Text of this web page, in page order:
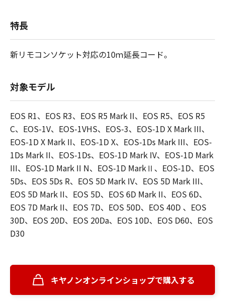
特長
新リモコンソケット対応の10ｍ延長コード。
対象モデル
EOS R1、EOS R3、EOS R5 Mark II、EOS R5、EOS R5
C、EOS-1V、EOS-1VHS、EOS-3、EOS-1D X Mark III、
EOS-1D X Mark II、EOS-1D X、EOS-1Ds Mark III、EOS-
1Ds Mark II、EOS-1Ds、EOS-1D Mark IV、EOS-1D Mark
III、EOS-1D Mark II N、EOS-1D MarkⅡ、EOS-1D、EOS
5Ds、EOS 5Ds R、EOS 5D Mark IV、EOS 5D Mark III、
EOS 5D Mark II、EOS 5D、EOS 6D Mark II、EOS 6D、
EOS 7D Mark II、EOS 7D、EOS 50D、EOS 40D 、EOS
30D、EOS 20D、EOS 20Da、EOS 10D、EOS D60、EOS
D30
キヤノンオンラインショップで購入する